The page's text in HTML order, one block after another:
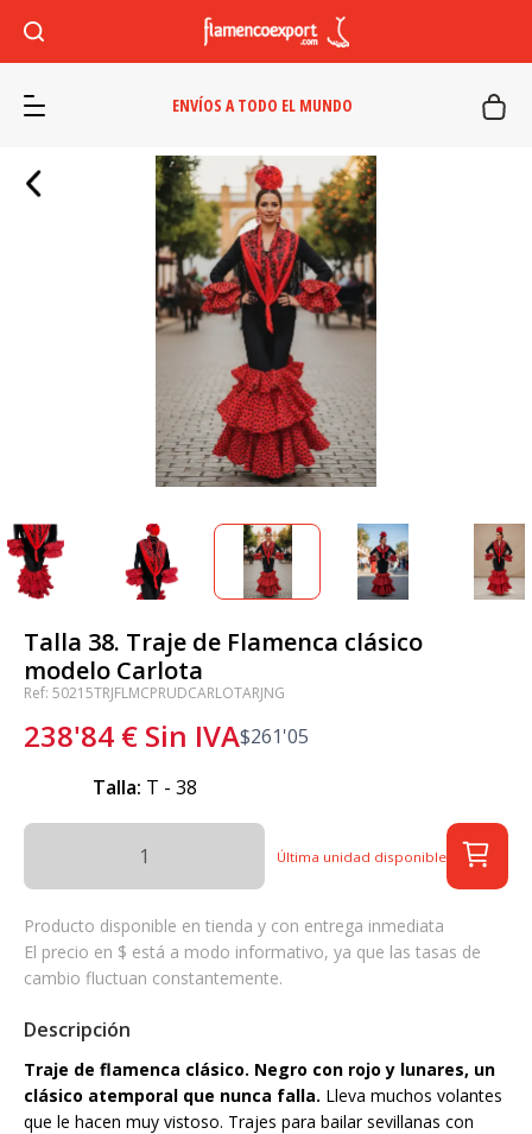
ENVÍOS A TODO EL MUNDO
Talla 38. Traje de Flamenca clásico
modelo Carlota
Ref: 50215TRJFLMCPRUDCARLOTARJNG
238'84 € Sin IVA$261'05
Talla: T - 38
Última unidad disponible
Producto disponible en tienda y con entrega inmediata
El precio en $ está a modo informativo, ya que las tasas de
cambio fluctuan constantemente.
Descripción
Traje de flamenca clásico. Negro con rojo y lunares, un
clásico atemporal que nunca falla. Lleva muchos volantes
que le hacen muy vistoso. Trajes para bailar sevillanas con